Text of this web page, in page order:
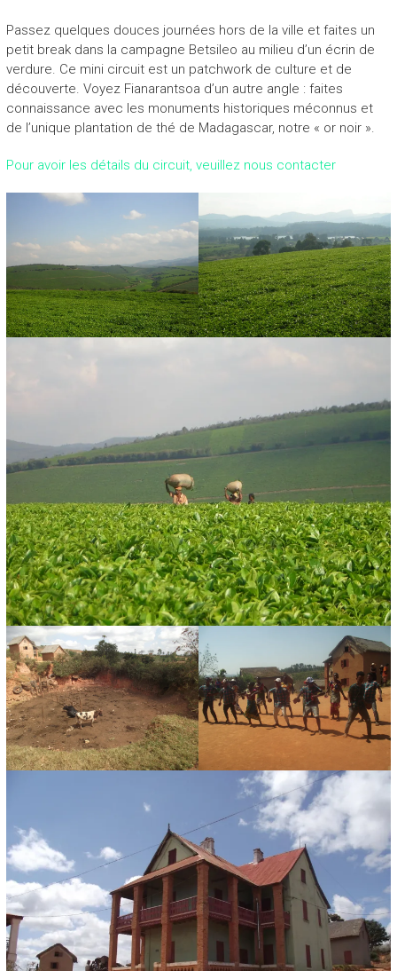
Passez quelques douces journées hors de la ville et faites un
petit break dans la campagne Betsileo au milieu d’un écrin de
verdure. Ce mini circuit est un patchwork de culture et de
découverte. Voyez Fianarantsoa d’un autre angle : faites
connaissance avec les monuments historiques méconnus et
de l’unique plantation de thé de Madagascar, notre « or noir ».
Pour avoir les détails du circuit, veuillez nous contacter